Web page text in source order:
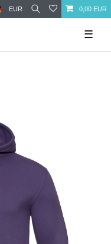
EUR 0,00 EUR
☰